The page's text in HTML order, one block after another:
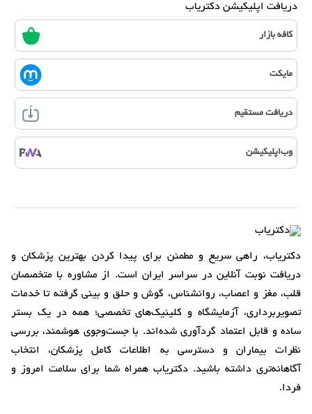
دریافت اپلیکیشن دکتریاب
کافه بازار
مایکت
دریافت مستقیم
وب‌اپلیکیشن
دکتریاب، راهی سریع و مطمئن برای پیدا کردن بهترین پزشکان و
دریافت نوبت آنلاین در سراسر ایران است. از مشاوره با متخصصان
قلب، مغز و اعصاب، روانشناس، گوش و حلق و بینی گرفته تا خدمات
تصویربرداری، آزمایشگاه و کلینیک‌های تخصصی؛ همه در یک بستر
ساده و قابل اعتماد گردآوری شده‌اند. با جست‌وجوی هوشمند، بررسی
نظرات بیماران و دسترسی به اطلاعات کامل پزشکان، انتخاب
آگاهانه‌تری داشته باشید. دکتریاب همراه شما برای سلامت امروز و
فردا.